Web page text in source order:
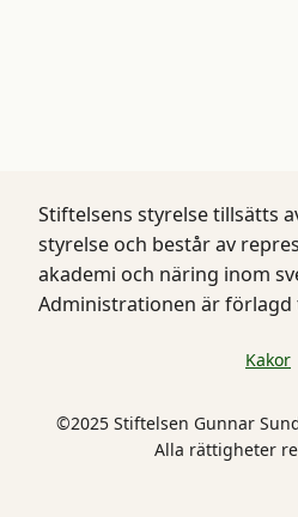
Stiftelsens styrelse tillsätts
styrelse och består av
akademi och näring inom
Administrationen är
©2025 Stiftelsen Gunnar
Alla rättigheter
Kakor